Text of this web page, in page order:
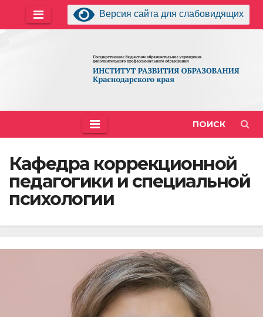
Версия сайта для слабовидящих
ПОИСК
Кафедра коррекционной
педагогики и специальной
психологии